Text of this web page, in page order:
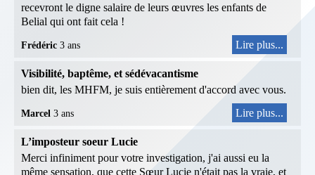
recevront le digne salaire de leurs œuvres les enfants de
Belial qui ont fait cela !
Frédéric 3 ans Lire plus...
Visibilité, baptême, et sédévacantisme
bien dit, les MHFM, je suis entièrement d'accord avec vous.
Marcel 3 ans Lire plus...
L’imposteur soeur Lucie
Merci infiniment pour votre investigation, j'ai aussi eu la
même sensation, que cette Sœur Lucie n'était pas la vraie, et